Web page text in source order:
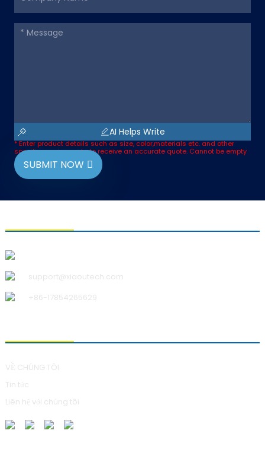
* Enter product details such as size, color,materials etc. and other
specific requirements to receive an accurate quote. Cannot be empty
AI Helps Write
SUBMIT NOW
support@xiaoutech.com
+86-17854265629
VỀ CHÚNG TÔI
Tin tức
Liên hệ với chúng tôi